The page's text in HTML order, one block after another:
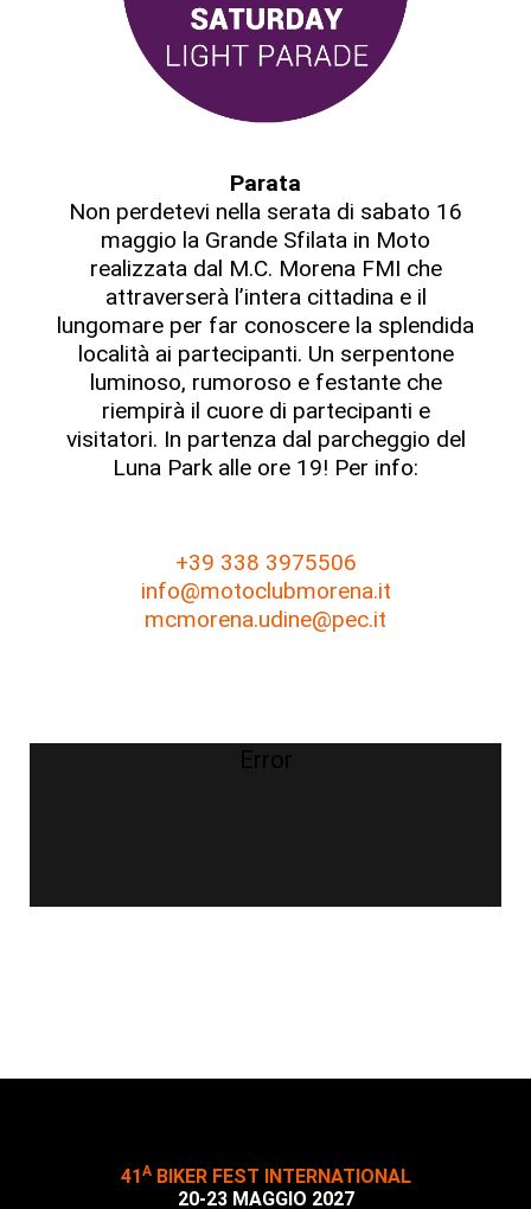
Parata
Non perdetevi nella serata di sabato 16
maggio la Grande Sfilata in Moto
realizzata dal M.C. Morena FMI che
attraverserà l’intera cittadina e il
lungomare per far conoscere la splendida
località ai partecipanti. Un serpentone
luminoso, rumoroso e festante che
riempirà il cuore di partecipanti e
visitatori. In partenza dal parcheggio del
Luna Park alle ore 19! Per info:
+39 338 3975506
info@motoclubmorena.it
mcmorena.udine@pec.it
Error
41ABIKER FEST INTERNATIONAL
20-23 MAGGIO 2027